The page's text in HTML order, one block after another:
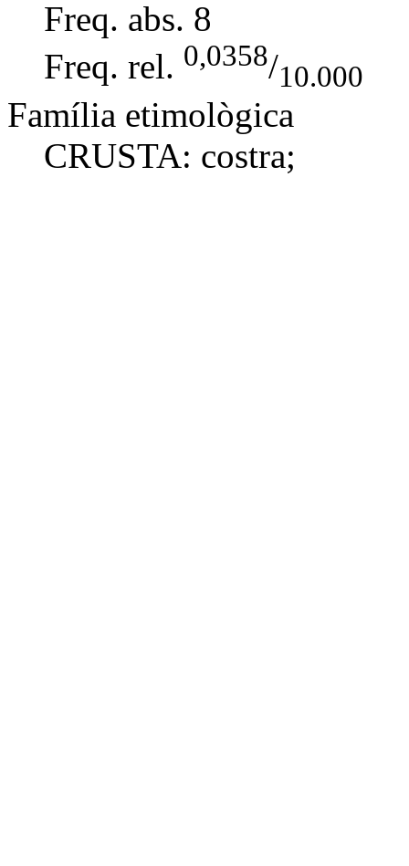
Freq. abs. 8
Freq. rel. 0,0358/10.000
Família etimològica
CRUSTA: costra;